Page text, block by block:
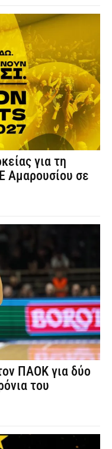
για τη
Αμαρουσίου σε
ΠΑΟΚ για δύο
του